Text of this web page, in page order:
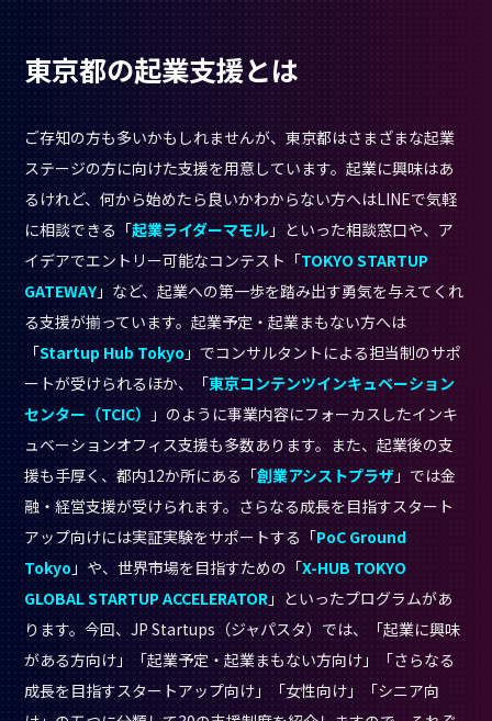
東京都の起業支援とは
ご存知の方も多いかもしれませんが、東京都はさまざまな起業
ステージの方に向けた支援を用意しています。起業に興味はあ
るけれど、何から始めたら良いかわからない方へはLINEで気軽
に相談できる「起業ライダーマモル」といった相談窓口や、ア
イデアでエントリー可能なコンテスト「TOKYO STARTUP
GATEWAY」など、起業への第一歩を踏み出す勇気を与えてくれ
る支援が揃っています。起業予定・起業まもない方へは
「Startup Hub Tokyo 」でコンサルタントによる担当制のサポ
ートが受けられるほか、「東京コンテンツインキュベーション
センター（TCIC） 」のように事業内容にフォーカスしたインキ
ュベーションオフィス支援も多数あります。また、起業後の支
援も手厚く、都内12か所にある「創業アシストプラザ 」では金
融・経営支援が受けられます。さらなる成長を目指すスタート
アップ向けには実証実験をサポートする「PoC Ground
Tokyo 」や、世界市場を目指すための「X-HUB TOKYO
GLOBAL STARTUP ACCELERATOR 」といったプログラムがあ
ります。今回、JP Startups（ジャパスタ）では、「起業に興味
がある方向け」「起業予定・起業まもない方向け」「さらなる
成長を目指すスタートアップ向け」「女性向け」「シニア向